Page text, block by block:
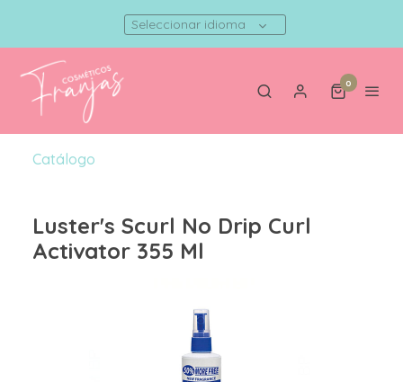
Seleccionar idioma
0
Catálogo
Luster's Scurl No Drip Curl
Activator 355 Ml